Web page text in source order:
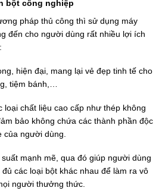
bột công nghiệp
pháp thủ công thì sử dụng máy
đến cho người dùng rất nhiều lợi ích
hiện đại, mang lại vẻ đẹp tinh tế cho
tiệm bánh,…
loại chất liệu cao cấp như thép không
bảo không chứa các thành phần độc
của người dùng.
mạnh mẽ, qua đó giúp người dùng
các loại bột khác nhau để làm ra vô
người thưởng thức.